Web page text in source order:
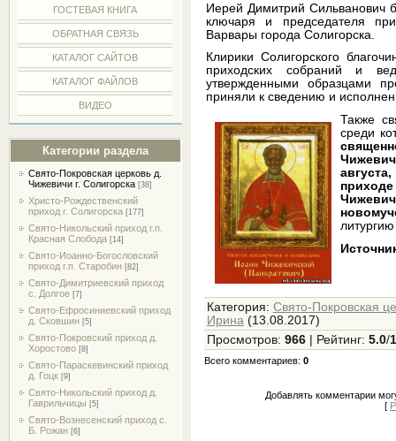
ГОСТЕВАЯ КНИГА
ОБРАТНАЯ СВЯЗЬ
КАТАЛОГ САЙТОВ
КАТАЛОГ ФАЙЛОВ
ВИДЕО
Категории раздела
Свято-Покровская церковь д.
Чижевичи г. Солигорска [38]
Христо-Рождественский
приход г. Солигорска [177]
Свято-Никольский приход г.п.
Красная Слобода [14]
Свято-Иоанно-Богословский
приход г.п. Старобин [82]
Свято-Димитриевский приход
с. Долгое [7]
Свято-Ефросиниевский приход
д. Сковшин [5]
Свято-Покровский приход д.
Хоростово [8]
Свято-Параскевинский приход
д. Гоцк [9]
Свято-Никольский приход д.
Гаврильчицы [5]
Свято-Вознесенский приход с.
Б. Рожан [6]
Иерей Димитрий Сильванович
ключаря и председателя
Варвары города Солигорска.
Клирики Солигорского
приходских собраний и
утвержденными образцами
приняли к сведению и
Также
среди
Категория: Свято-Покровская
Ирина (13.08.2017)
Просмотров: 966| Рейтинг: 5.0/1
Всего комментариев: 0
Добавлять комментарии
[